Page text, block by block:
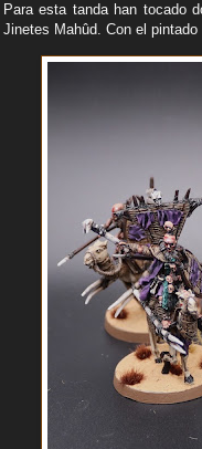
Para esta tanda han tocado
Jinetes Mahûd. Con el